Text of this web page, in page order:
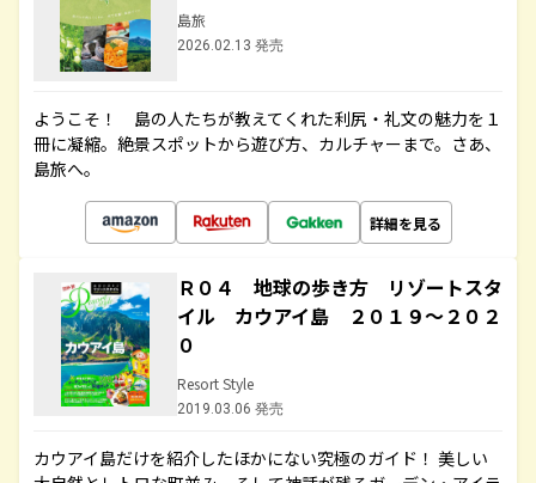
島旅
2026.02.13 発売
ようこそ！ 島の人たちが教えてくれた利尻・礼文の魅力を１
冊に凝縮。絶景スポットから遊び方、カルチャーまで。さあ、
島旅へ。
詳細を見る
Ｒ０４ 地球の歩き方 リゾートスタ
イル カウアイ島 ２０１９～２０２
０
Resort Style
2019.03.06 発売
カウアイ島だけを紹介したほかにない究極のガイド！ 美しい